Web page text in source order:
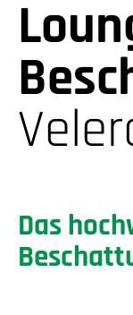
Das